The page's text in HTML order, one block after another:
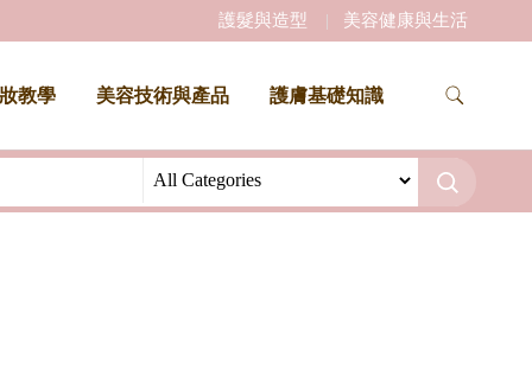
護髮與造型 美容健康與生活
教學 美容技術與產品 護膚基礎知識